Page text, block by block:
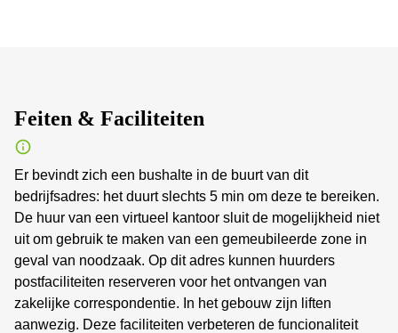
Feiten & Faciliteiten
Er bevindt zich een bushalte in de buurt van dit
bedrijfsadres: het duurt slechts 5 min om deze te bereiken.
De huur van een virtueel kantoor sluit de mogelijkheid niet
uit om gebruik te maken van een gemeubileerde zone in
geval van noodzaak. Op dit adres kunnen huurders
postfaciliteiten reserveren voor het ontvangen van
zakelijke correspondentie. In het gebouw zijn liften
aanwezig. Deze faciliteiten verbeteren de funcionaliteit